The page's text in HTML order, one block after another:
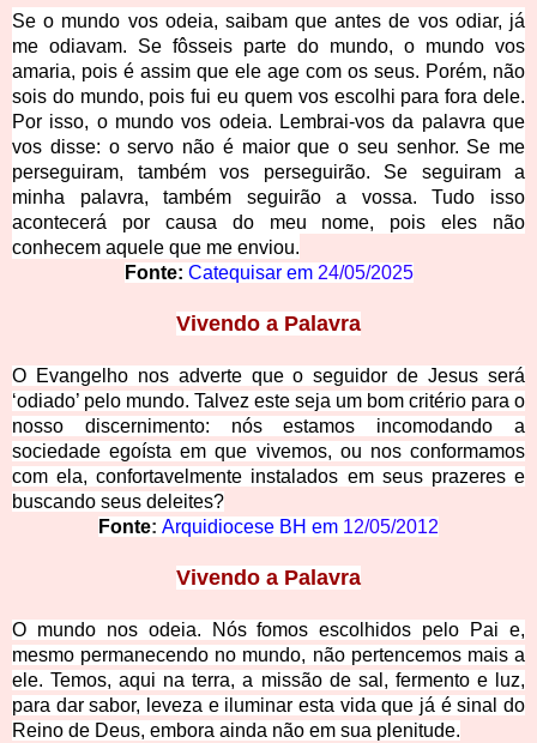
Se o mundo vos odeia, saibam que antes de vos odiar, já
me odiavam. Se fôsseis parte do mundo, o mundo vos
amaria, pois é assim que ele age com os seus. Porém, não
sois do mundo, pois fui eu quem vos escolhi para fora dele.
Por isso, o mundo vos odeia. Lembrai-vos da palavra que
vos disse: o servo não é maior que o seu senhor. Se me
perseguiram, também vos perseguirão. Se seguiram a
minha palavra, também seguirão a vossa. Tudo isso
acontecerá por causa do meu nome, pois eles não
conhecem aquele que me enviou.
Fonte: Catequisar em 24/05/2025
Vivendo a Palavra
O Evangelho nos adverte que o seguidor de Jesus será
‘odiado’ pelo mundo. Talvez este seja um bom critério para o
nosso discernimento: nós estamos incomodando a
sociedade egoísta em que vivemos, ou nos conformamos
com ela, confortavelmente instalados em seus prazeres e
buscando seus deleites?
Fonte: Arquidiocese BH em 12/05/2012
Vivendo a Palavra
O mundo nos odeia. Nós fomos escolhidos pelo Pai e,
mesmo permanecendo no mundo, não pertencemos mais a
ele. Temos, aqui na terra, a missão de sal, fermento e luz,
para dar sabor, leveza e iluminar esta vida que já é sinal do
Reino de Deus, embora ainda não em sua plenitude.